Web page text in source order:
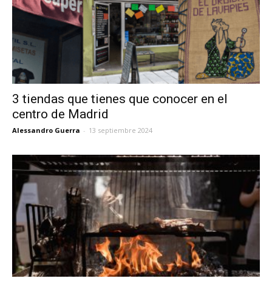
3 tiendas que tienes que conocer en el
centro de Madrid
Alessandro Guerra - 13 septiembre 2024